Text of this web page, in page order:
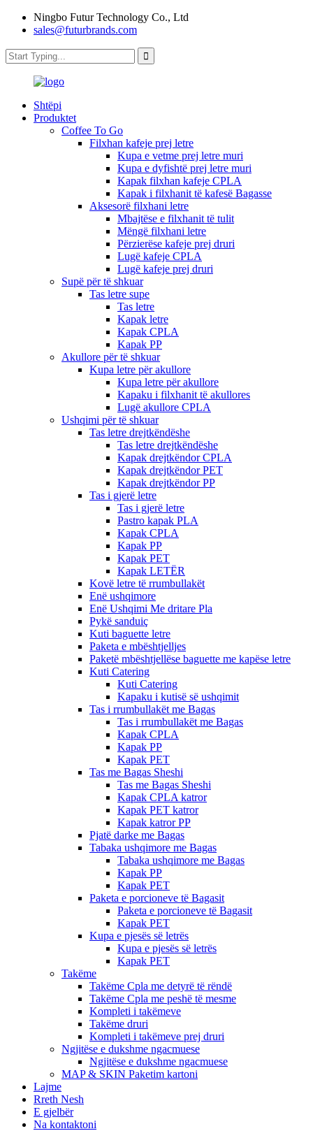
Ningbo Futur Technology Co., Ltd
sales@futurbrands.com
Shtëpi
Produktet
Coffee To Go
Filxhan kafeje prej letre
Kupa e vetme prej letre muri
Kupa e dyfishtë prej letre muri
Kapak filxhan kafeje CPLA
Kapak i filxhanit të kafesë Bagasse
Aksesorë filxhani letre
Mbajtëse e filxhanit të tulit
Mëngë filxhani letre
Përzierëse kafeje prej druri
Lugë kafeje CPLA
Lugë kafeje prej druri
Supë për të shkuar
Tas letre supe
Tas letre
Kapak letre
Kapak CPLA
Kapak PP
Akullore për të shkuar
Kupa letre për akullore
Kupa letre për akullore
Kapaku i filxhanit të akullores
Lugë akullore CPLA
Ushqimi për të shkuar
Tas letre drejtkëndëshe
Tas letre drejtkëndëshe
Kapak drejtkëndor CPLA
Kapak drejtkëndor PET
Kapak drejtkëndor PP
Tas i gjerë letre
Tas i gjerë letre
Pastro kapak PLA
Kapak CPLA
Kapak PP
Kapak PET
Kapak LETËR
Kovë letre të rrumbullakët
Enë ushqimore
Enë Ushqimi Me dritare Pla
Pykë sanduiç
Kuti baguette letre
Paketa e mbështjelljes
Paketë mbështjellëse baguette me kapëse letre
Kuti Catering
Kuti Catering
Kapaku i kutisë së ushqimit
Tas i rrumbullakët me Bagas
Tas i rrumbullakët me Bagas
Kapak CPLA
Kapak PP
Kapak PET
Tas me Bagas Sheshi
Tas me Bagas Sheshi
Kapak CPLA katror
Kapak PET katror
Kapak katror PP
Pjatë darke me Bagas
Tabaka ushqimore me Bagas
Tabaka ushqimore me Bagas
Kapak PP
Kapak PET
Paketa e porcioneve të Bagasit
Paketa e porcioneve të Bagasit
Kapak PET
Kupa e pjesës së letrës
Kupa e pjesës së letrës
Kapak PET
Takëme
Takëme Cpla me detyrë të rëndë
Takëme Cpla me peshë të mesme
Kompleti i takëmeve
Takëme druri
Kompleti i takëmeve prej druri
Ngjitëse e dukshme ngacmuese
Ngjitëse e dukshme ngacmuese
MAP & SKIN Paketim kartoni
Lajme
Rreth Nesh
E gjelbër
Na kontaktoni